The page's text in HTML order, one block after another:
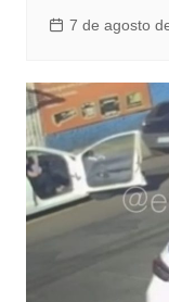
7 de agosto